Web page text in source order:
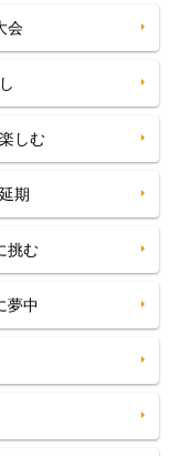
会
しむ
期
挑む
夢中